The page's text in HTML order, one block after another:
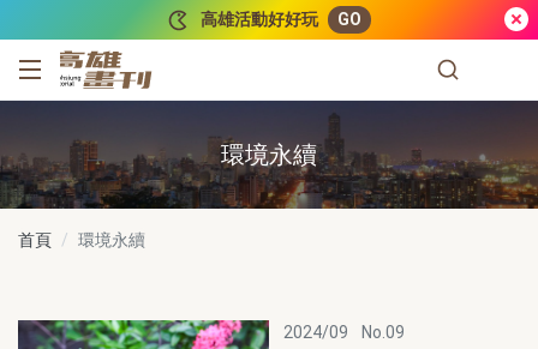
高雄活動好好玩 GO
高雄畫刊
環境永續
首頁 環境永續
2024/09 No.09